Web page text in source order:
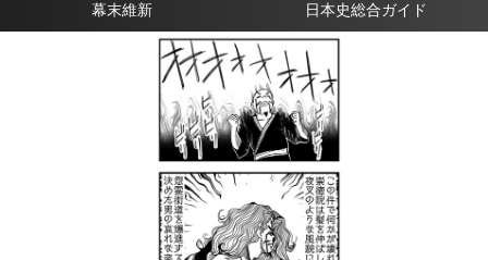
幕末維新 日本史総合ガイド